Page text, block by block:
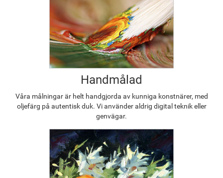
Handmålad
Våra målningar är helt handgjorda av kunniga konstnärer, med
oljefärg på autentisk duk. Vi använder aldrig digital teknik eller
genvägar.